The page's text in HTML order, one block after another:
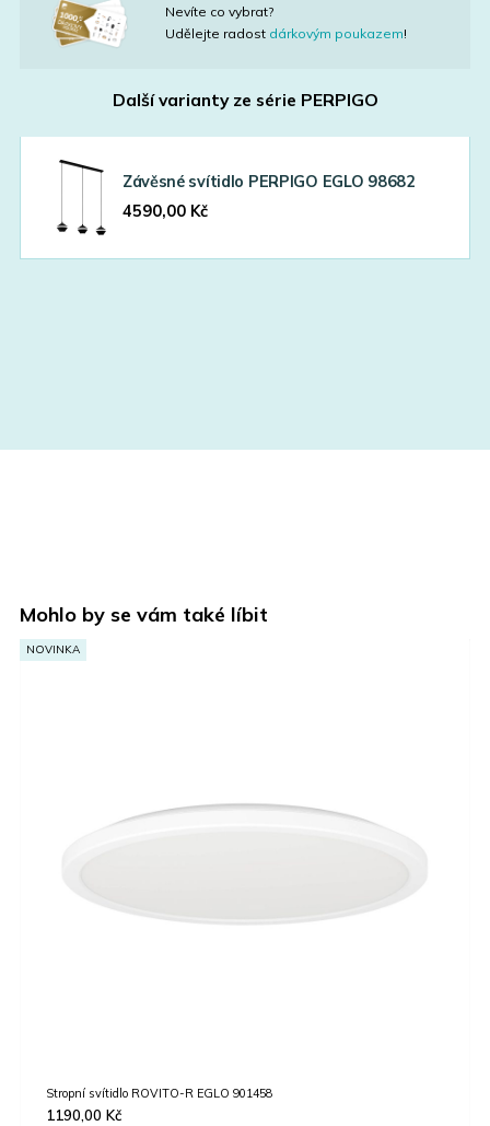
Nevíte co vybrat?
Udělejte radost dárkovým poukazem!
Další varianty ze série PERPIGO
Závěsné svítidlo PERPIGO EGLO 98682
4590,00 Kč
Mohlo by se vám také líbit
Stropní svítidlo ROVITO-R EGLO 901458
1190,00Kč